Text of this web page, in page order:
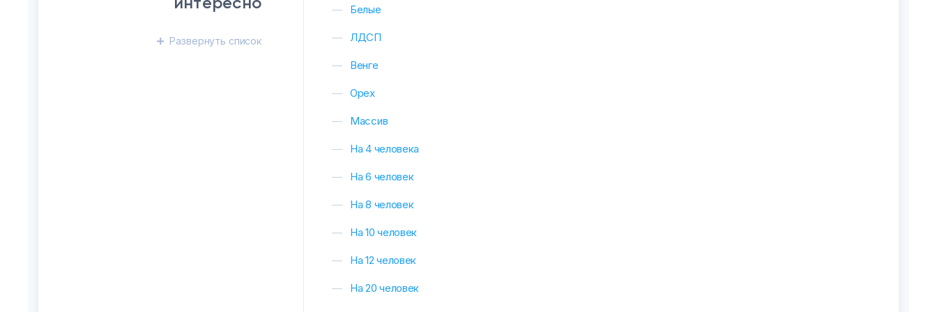
Белые
ЛДСП
Венге
Орех
Массив
На 4 человека
На 6 человек
На 8 человек
На 10 человек
На 12 человек
На 20 человек
Развернуть список